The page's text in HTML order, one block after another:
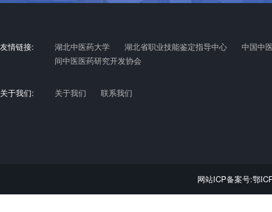
友情链接: 湖北中医药大学 湖北省职业技能鉴定指导中心
中国中
间中医医药研究开发协会
关于我们: 关于我们 联系我们
网站ICP备案号:鄂